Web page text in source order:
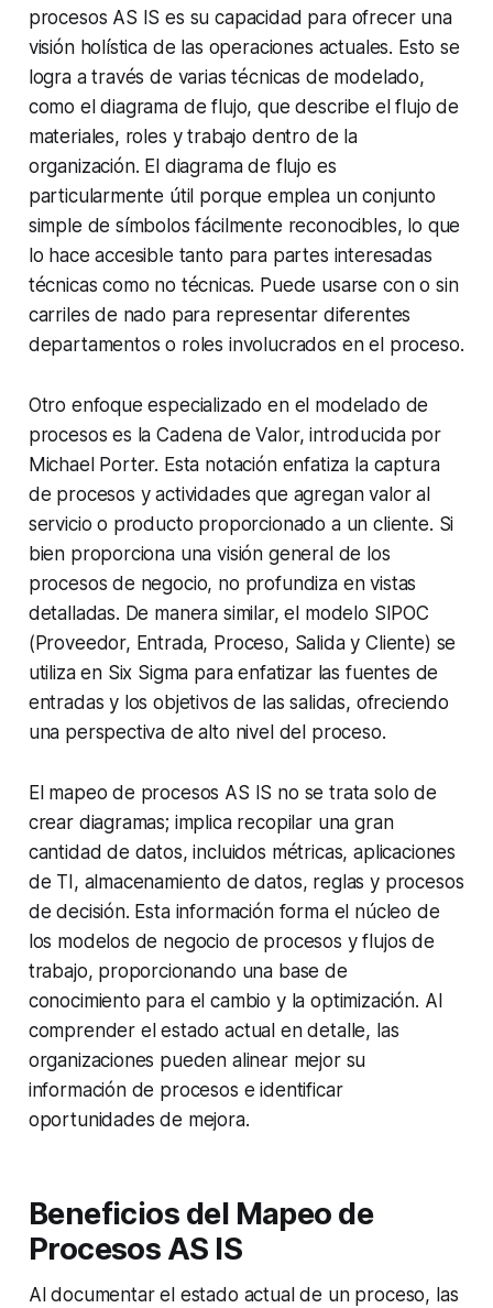
procesos AS IS es su capacidad para ofrecer una
visión holística de las operaciones actuales. Esto se
logra a través de varias técnicas de modelado,
como el diagrama de flujo, que describe el flujo de
materiales, roles y trabajo dentro de la
organización. El diagrama de flujo es
particularmente útil porque emplea un conjunto
simple de símbolos fácilmente reconocibles, lo que
lo hace accesible tanto para partes interesadas
técnicas como no técnicas. Puede usarse con o sin
carriles de nado para representar diferentes
departamentos o roles involucrados en el proceso.
Otro enfoque especializado en el modelado de
procesos es la Cadena de Valor, introducida por
Michael Porter. Esta notación enfatiza la captura
de procesos y actividades que agregan valor al
servicio o producto proporcionado a un cliente. Si
bien proporciona una visión general de los
procesos de negocio, no profundiza en vistas
detalladas. De manera similar, el modelo SIPOC
(Proveedor, Entrada, Proceso, Salida y Cliente) se
utiliza en Six Sigma para enfatizar las fuentes de
entradas y los objetivos de las salidas, ofreciendo
una perspectiva de alto nivel del proceso.
El mapeo de procesos AS IS no se trata solo de
crear diagramas; implica recopilar una gran
cantidad de datos, incluidos métricas, aplicaciones
de TI, almacenamiento de datos, reglas y procesos
de decisión. Esta información forma el núcleo de
los modelos de negocio de procesos y flujos de
trabajo, proporcionando una base de
conocimiento para el cambio y la optimización. Al
comprender el estado actual en detalle, las
organizaciones pueden alinear mejor su
información de procesos e identificar
oportunidades de mejora.
Beneficios del Mapeo de
Procesos AS IS
Al documentar el estado actual de un proceso, las